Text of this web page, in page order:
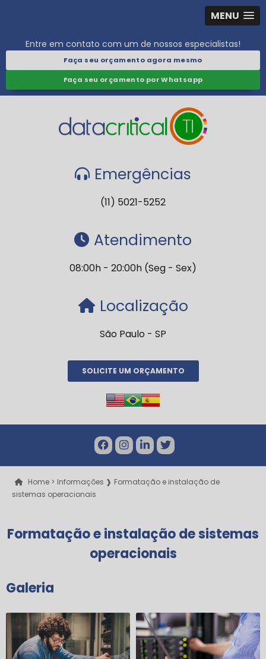
MENU
Entre em contato com um de nossos especialistas!
Faça seu orçamento agora mesmo
Faça seu orçamento por Whatsapp
Emergências
(11) 5021-5252
Atendimento
08:00h - 20:00h (Seg - Sex)
Localização
São Paulo - SP
SOLICITE UM ORÇAMENTO
Home > Informações ❱ Formatação e instalação de
sistemas operacionais
Formatação e instalação de sistemas
operacionais
Galeria